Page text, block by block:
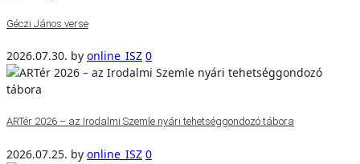
Géczi János verse
2026.07.30. by online_ISZ 0
ARTér 2026 – az Irodalmi Szemle nyári tehetséggondozó tábora
2026.07.25. by online_ISZ 0